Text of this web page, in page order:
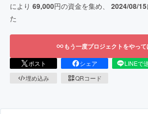
により 69,000円の資金を集め、 2024/08/15
た
もう一度プロジェクトをやっ
ポスト シェア LINEで
埋め込み
QRコード